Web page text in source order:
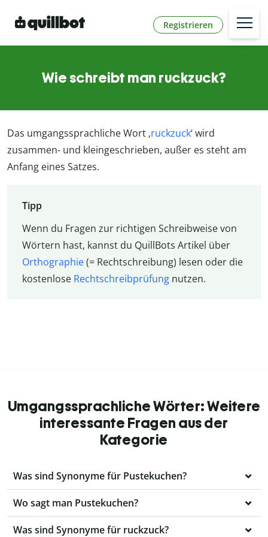
Registrieren
Wie schreibt man ruckzuck?
Das umgangssprachliche Wort ‚ruckzuck‘ wird
zusammen- und kleingeschrieben, außer es steht am
Anfang eines Satzes.
Tipp
Wenn du Fragen zur richtigen Schreibweise von
Wörtern hast, kannst du QuillBots Artikel über
Orthographie(= Rechtschreibung) lesen oder die
kostenlose Rechtschreibprüfungnutzen.
Umgangssprachliche Wörter: Weitere
interessante Fragen aus der
Kategorie
Was sind Synonyme für Pustekuchen?
Wo sagt man Pustekuchen?
Was sind Synonyme für ruckzuck?